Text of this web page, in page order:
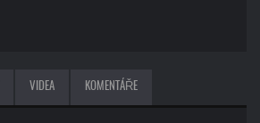
VIDEA KOMENTÁŘE